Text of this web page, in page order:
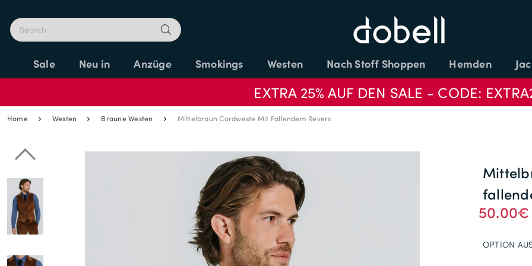
Sale Neu in Anzüge Smokings Westen Nach Stoff Shoppen Hemden
EXTRA 25% AUF DEN SALE - CODE:
Home Westen Braune Westen Mittelbraun Cordweste Mit Fallendem Revers
50.00€
OPTION